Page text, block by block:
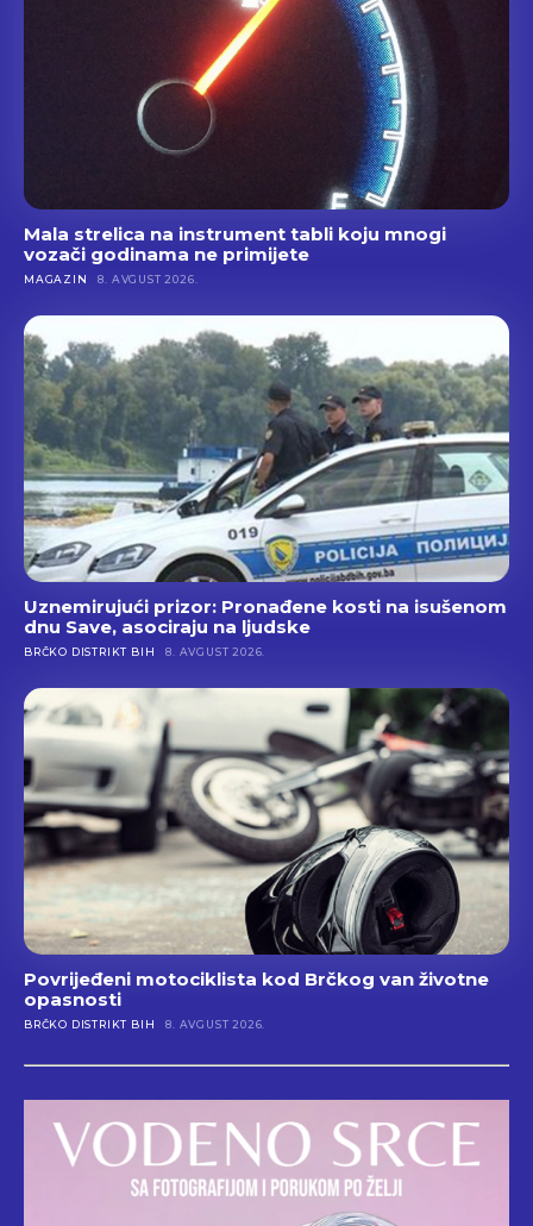
Mala strelica na instrument tabli koju mnogi
vozači godinama ne primijete
MAGAZIN 8. AVGUST 2026.
Uznemirujući prizor: Pronađene kosti na isušenom
dnu Save, asociraju na ljudske
BRČKO DISTRIKT BIH 8. AVGUST 2026.
Povrijeđeni motociklista kod Brčkog van životne
opasnosti
BRČKO DISTRIKT BIH 8. AVGUST 2026.